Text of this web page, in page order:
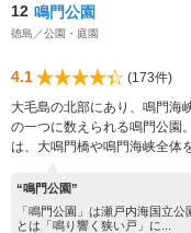
12 鳴門公園
徳島／公園・庭園
4.1
(173件)
大毛島の北部にあり、鳴門海
の一つに数えられる鳴門公園
は、大鳴門橋や鳴門海峡全体を
“鳴門公園”
「鳴門公園」は瀬戸内海国立
とは「鳴り響く狭い戸」に...